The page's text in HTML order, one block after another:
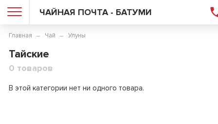
ЧАЙНАЯ ПОЧТА - БАТУМИ
Главная Чай Улуны
Тайские
0 товаров
В этой категории нет ни одного товара.